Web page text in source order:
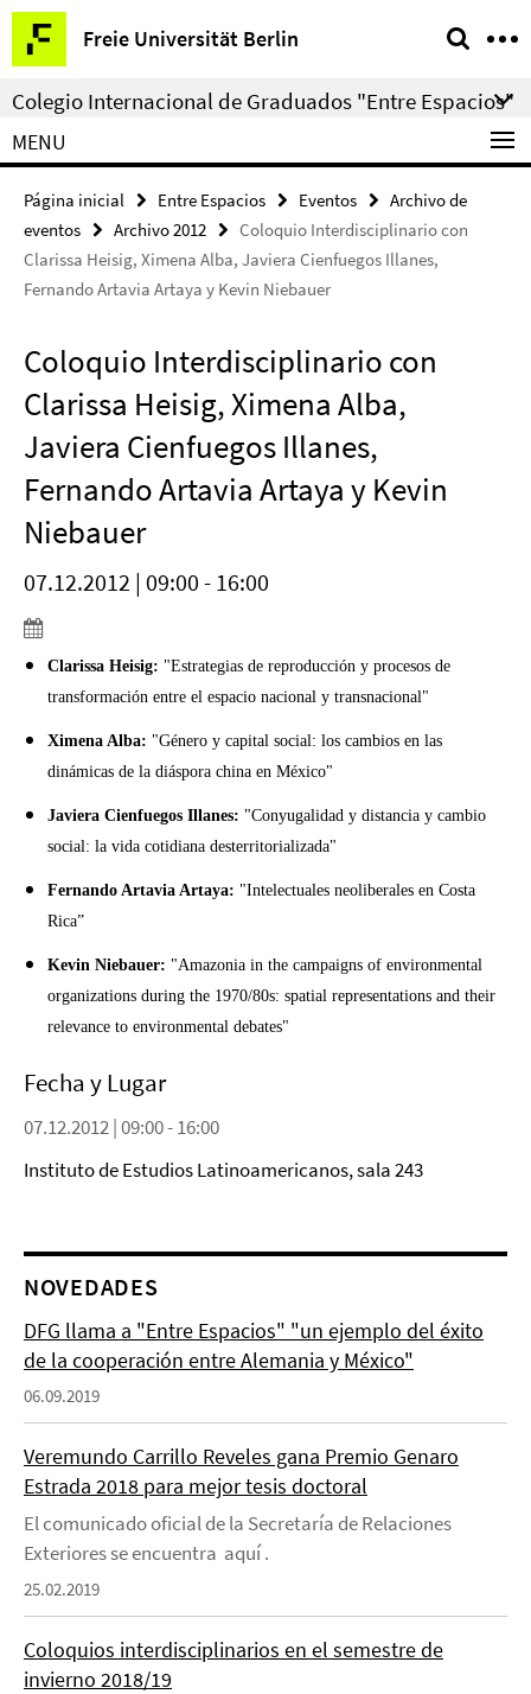
Springe
direkt
zu
Inhalt
Freie Universität Berlin
Herramientas
de
navegación
Colegio Internacional de Graduados "Entre Espacios"
MENU
Página inicial Entre Espacios Eventos
Archivo de
eventos
Archivo 2012
Coloquio Interdisciplinario con
Clarissa Heisig, Ximena Alba, Javiera Cienfuegos Illanes,
Fernando Artavia Artaya y Kevin Niebauer
Coloquio Interdisciplinario con
Clarissa Heisig, Ximena Alba,
Javiera Cienfuegos Illanes,
Fernando Artavia Artaya y Kevin
Niebauer
07.12.2012 | 09:00 - 16:00
Clarissa Heisig: "Estrategias de reproducción y procesos de
transformación entre el espacio nacional y transnacional"
Ximena Alba: "Género y capital social: los cambios en las
dinámicas de la diáspora china en México"
Javiera Cienfuegos Illanes: "Conyugalidad y distancia y cambio
social: la vida cotidiana desterritorializada"
Fernando Artavia Artaya: "Intelectuales neoliberales en Costa
Rica”
Kevin Niebauer: "Amazonia in the campaigns of environmental
organizations during the 1970/80s: spatial representations and their
relevance to environmental debates"
Fecha y Lugar
07.12.2012 | 09:00 - 16:00
Instituto de Estudios Latinoamericanos, sala 243
NOVEDADES
DFG llama a "Entre Espacios" "un ejemplo del éxito
de la cooperación entre Alemania y México"
06.09.2019
Veremundo Carrillo Reveles gana Premio Genaro
Estrada 2018 para mejor tesis doctoral
El comunicado oficial de la Secretaría de Relaciones
Exteriores se encuentra aquí .
25.02.2019
Coloquios interdisciplinarios en el semestre de
invierno 2018/19